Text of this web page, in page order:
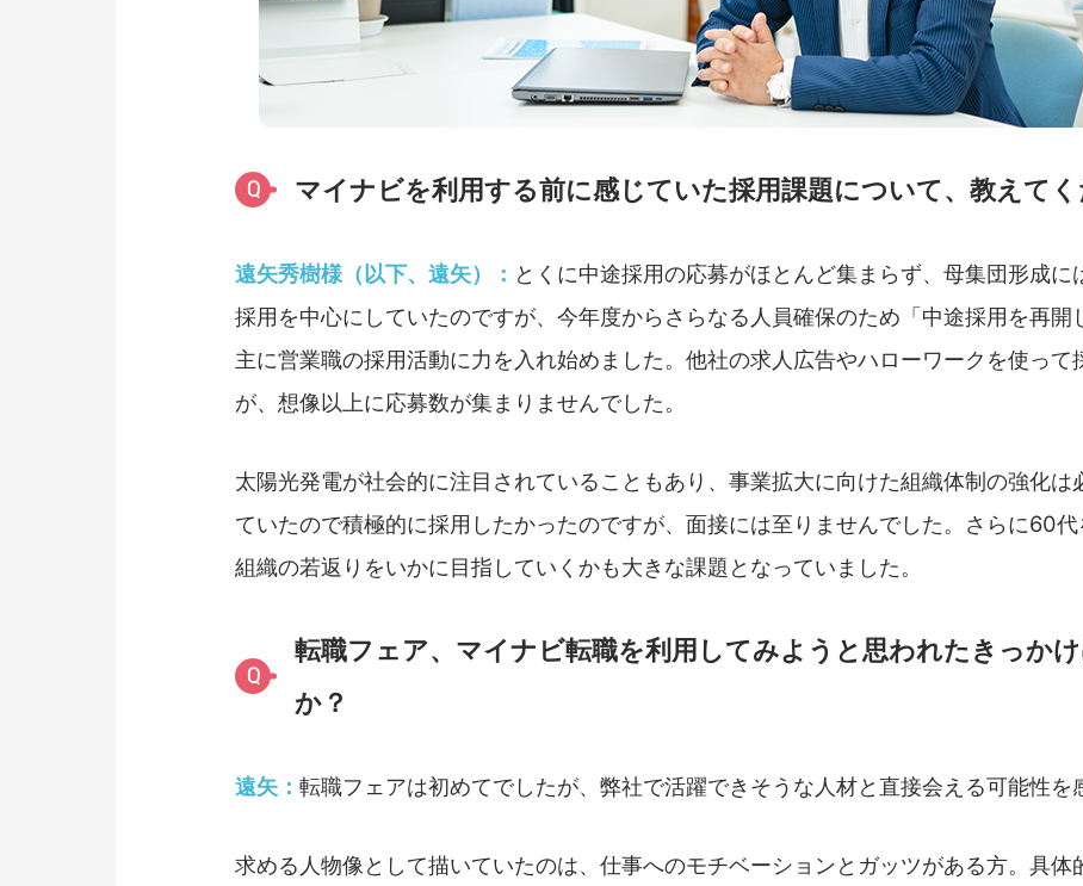
Q マイナビを利用する前に感じていた採用課題について、教えてく
遠矢秀樹様（以下、遠矢）： とくに中途採用の応募がほとんど集まらず、母集団形成
採用を中心にしていたのですが、今年度からさらなる人員確保のため「中途採用を再開
主に営業職の採用活動に力を入れ始めました。他社の求人広告やハローワークを使って
が、想像以上に応募数が集まりませんでした。
太陽光発電が社会的に注目されていることもあり、事業拡大に向けた組織体制の強化
ていたので積極的に採用したかったのですが、面接には至りませんでした。さらに60代
組織の若返りをいかに目指していくかも大きな課題となっていました。
Q
転職フェア、マイナビ転職を利用してみようと思われたきっか
か？
遠矢： 転職フェアは初めてでしたが、弊社で活躍できそうな人材と直接会える可能性を
求める人物像として描いていたのは、仕事へのモチベーションとガッツがある方。具体